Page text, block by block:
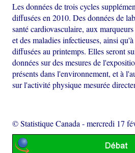
Les données de trois cycles
diffusées en 2010. Des données de
santé cardiovasculaire, aux
et des maladies infectieuses, ainsi
diffusées au printemps. Elles seront
données sur des mesures de
présents dans l'environnement, et à
sur l'activité physique mesurée
© Statistique Canada -mercredi 17